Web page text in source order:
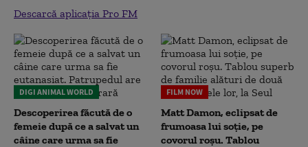
Descarcă aplicația Pro FM
DIGI ANIMAL WORLD
Descoperirea făcută de o
femeie după ce a salvat un
câine care urma sa fie
FILM NOW
Matt Damon, eclipsat de
frumoasa lui soție, pe
covorul roșu. Tablou